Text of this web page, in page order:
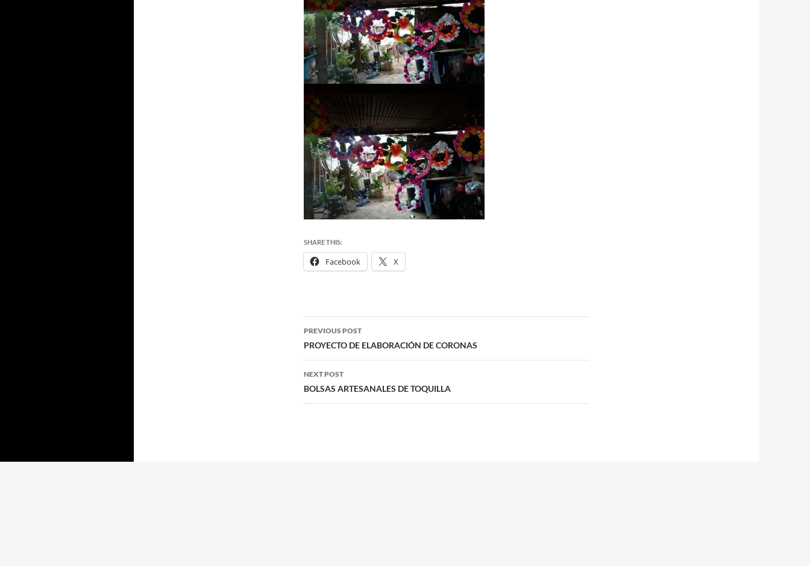
SHARE THIS:
Facebook X
Post
navigation
PREVIOUS POST
PROYECTO DE ELABORACIÓN DE CORONAS
NEXT POST
BOLSAS ARTESANALES DE TOQUILLA